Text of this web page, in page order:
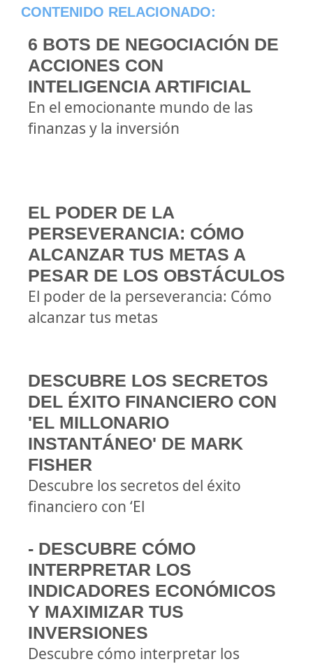
CONTENIDO RELACIONADO:
6 BOTS DE NEGOCIACIÓN DE
ACCIONES CON
INTELIGENCIA ARTIFICIAL
En el emocionante mundo de las
finanzas y la inversión
EL PODER DE LA
PERSEVERANCIA: CÓMO
ALCANZAR TUS METAS A
PESAR DE LOS OBSTÁCULOS
El poder de la perseverancia: Cómo
alcanzar tus metas
DESCUBRE LOS SECRETOS
DEL ÉXITO FINANCIERO CON
'EL MILLONARIO
INSTANTÁNEO' DE MARK
FISHER
Descubre los secretos del éxito
financiero con ‘El
- DESCUBRE CÓMO
INTERPRETAR LOS
INDICADORES ECONÓMICOS
Y MAXIMIZAR TUS
INVERSIONES
Descubre cómo interpretar los